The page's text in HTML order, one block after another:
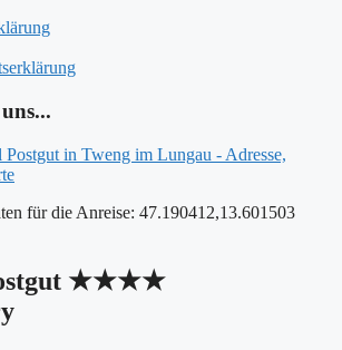
für die Anreise: 47.190412,13.601503
★★★★